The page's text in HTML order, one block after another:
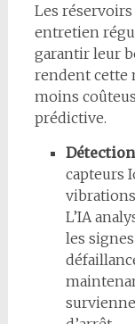
Les
entretien
garantir leur
rendent cette
moins
prédictive.
capteurs
L’IA
les